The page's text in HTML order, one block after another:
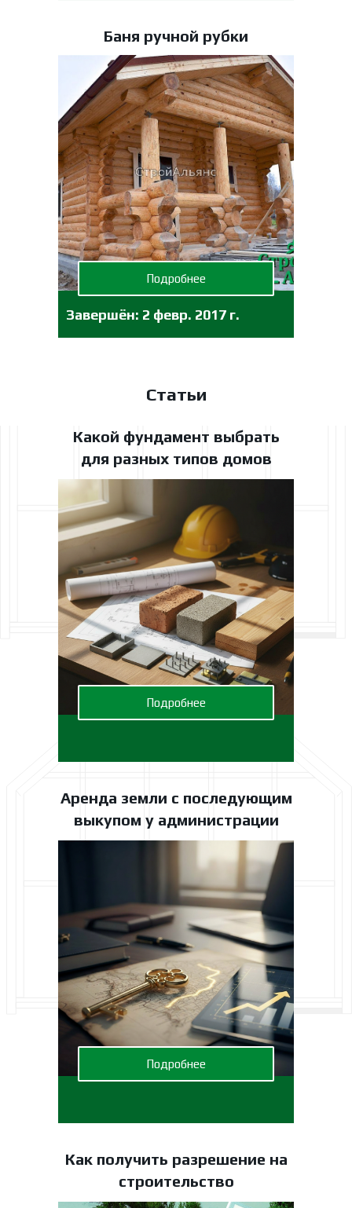
Баня ручной рубки
Завершён: 2 февр. 2017 г.
Подробнее
Статьи
Аренда земли с последующим
выкупом у администрации
Подробнее
Как получить разрешение на
строительство
Какой фундамент выбрать
для разных типов домов
Подробнее